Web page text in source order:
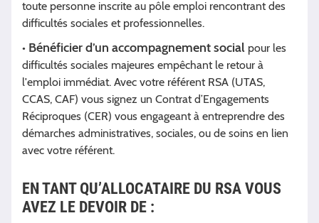
toute personne inscrite au pôle emploi rencontrant des
difficultés sociales et professionnelles.
• Bénéficier d’un accompagnement social pour les
difficultés sociales majeures empêchant le retour à
l'emploi immédiat. Avec votre référent RSA (UTAS,
CCAS, CAF) vous signez un Contrat d’Engagements
Réciproques (CER) vous engageant à entreprendre des
démarches administratives, sociales, ou de soins en lien
avec votre référent.
EN TANT QU’ALLOCATAIRE DU RSA VOUS
AVEZ LE DEVOIR DE :